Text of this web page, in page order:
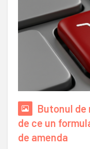
Butonul de
de ce un
de amenda